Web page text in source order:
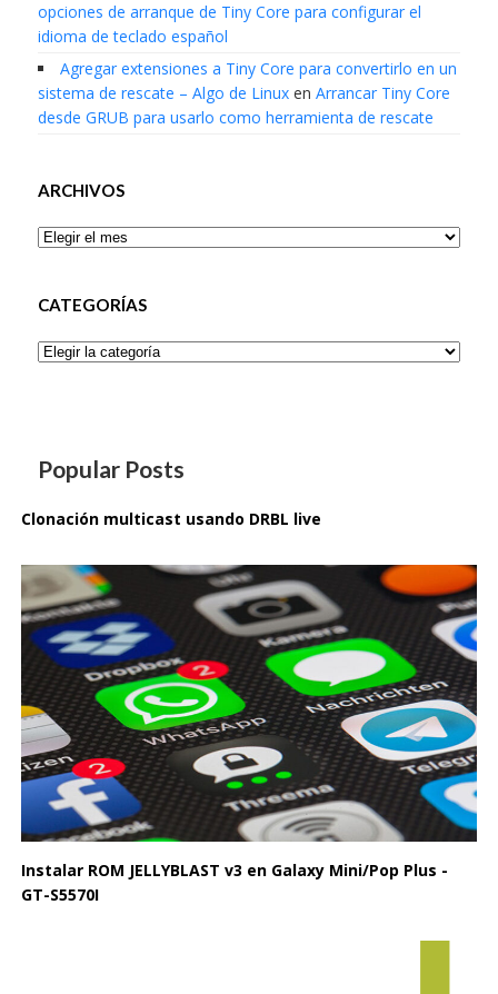
opciones de arranque de Tiny Core para configurar el
idioma de teclado español
Agregar extensiones a Tiny Core para convertirlo en un
sistema de rescate – Algo de Linuxen Arrancar Tiny Core
desde GRUB para usarlo como herramienta de rescate
ARCHIVOS
Archivos
CATEGORÍAS
Categorías
Popular Posts
Clonación multicast usando DRBL live
Instalar ROM JELLYBLAST v3 en Galaxy Mini/Pop Plus -
GT-S5570I